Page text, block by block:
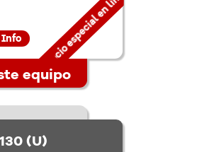
InfoPrecio especial en línea
equipo
(U)